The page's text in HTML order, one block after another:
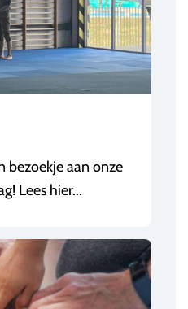
bezoekje aan onze
Lees hier...